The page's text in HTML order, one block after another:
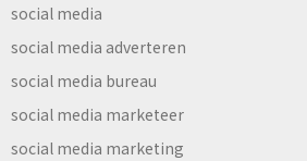
social media
social media adverteren
social media bureau
social media marketeer
social media marketing